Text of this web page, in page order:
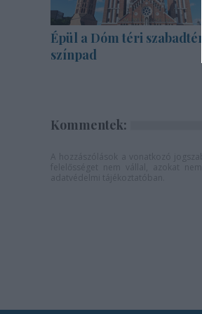
Épül a Dóm téri szabadtéri
színpad
Kommentek: